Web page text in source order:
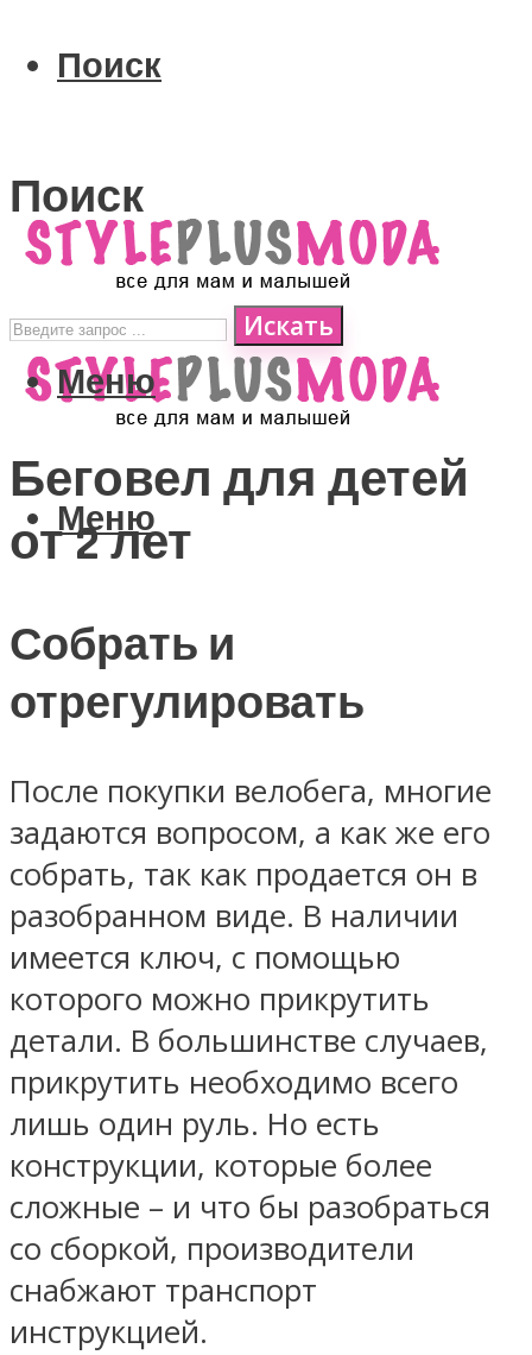
Поиск
Поиск
Искать
Меню
Меню
Беговел для детей
от 2 лет
Собрать и
отрегулировать
После покупки велобега, многие
задаются вопросом, а как же его
собрать, так как продается он в
разобранном виде. В наличии
имеется ключ, с помощью
которого можно прикрутить
детали. В большинстве случаев,
прикрутить необходимо всего
лишь один руль. Но есть
конструкции, которые более
сложные – и что бы разобраться
со сборкой, производители
снабжают транспорт
инструкцией.